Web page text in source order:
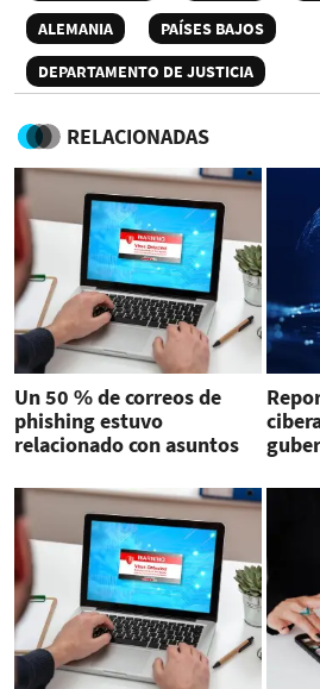
ALEMANIA
PAÍSES BAJOS
DEPARTAMENTO DE JUSTICIA
RELACIONADAS
Un 50 % de correos de
phishing estuvo
relacionado con asuntos